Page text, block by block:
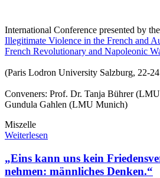
International Conference presented by
Illegitimate Violence in the French and
French Revolutionary and Napoleonic
(Paris Lodron University Salzburg, 22-
Conveners: Prof. Dr. Tanja Bührer
Gundula Gahlen (LMU Munich)
Miszelle
Weiterlesen
„Eins kann uns kein
nehmen: männliches Denken.“